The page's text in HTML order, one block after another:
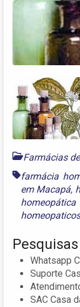
Farmácias
farmácia
em Macapá,
Whatsapp
Suporte
SAC Casa